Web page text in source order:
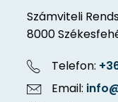
Számviteli
8000
Telefon:
Email: